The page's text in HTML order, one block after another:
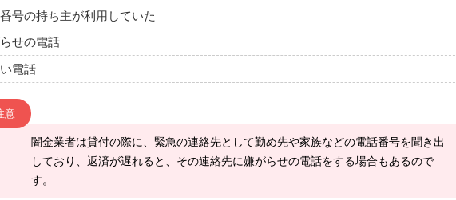
号の持ち主が利用していた
せの電話
電話
意
闇金業者は貸付の際に、緊急の連絡先として勤め先や家族などの電話番号を聞き出
しており、返済が遅れると、その連絡先に嫌がらせの電話をする場合もあるので
す。